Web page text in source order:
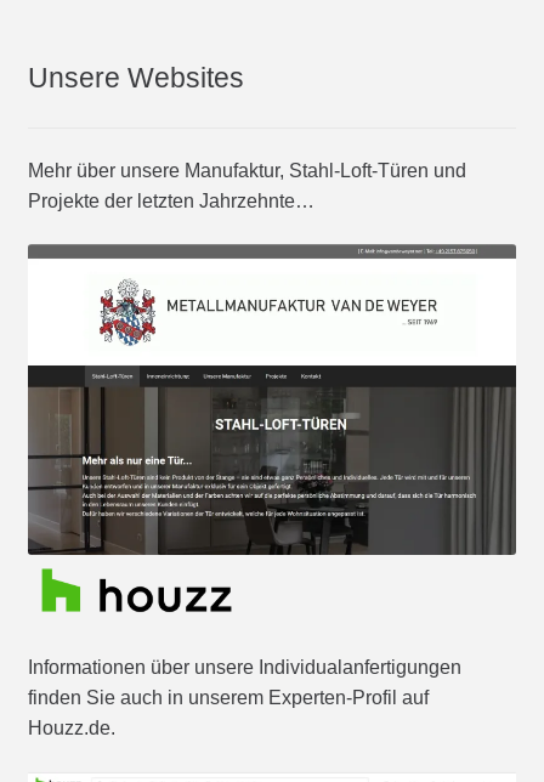
Unsere Websites
Mehr über unsere Manufaktur, Stahl-Loft-Türen und
Projekte der letzten Jahrzehnte…
Informationen über unsere Individualanfertigungen
finden Sie auch in unserem Experten-Profil auf
Houzz.de.